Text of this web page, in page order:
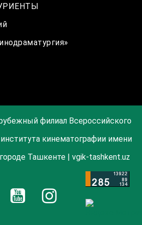
филиал Всероссийского
кинематографии имени
Ташкенте | vgik-tashkent.uz